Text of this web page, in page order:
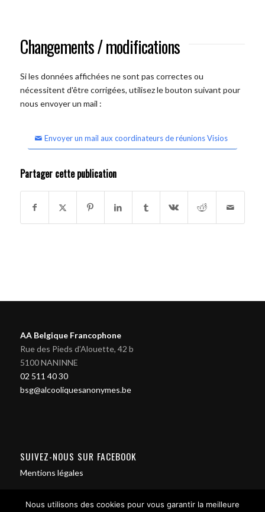
Changements / modifications
Si les données affichées ne sont pas correctes ou
nécessitent d'être corrigées, utilisez le bouton suivant pour
nous envoyer un mail :
Envoyer un mail aux coordinateurs de réunions Visios
Partager cette publication
AA Belgique Francophone
Rue des Pieds d'Alouette, 42 b
5100 NANINNE
02 511 40 30
bsg@alcooliquesanonymes.be
SUIVEZ-NOUS SUR FACEBOOK
Mentions légales
Nous utilisons des cookies pour vous garantir la meilleure